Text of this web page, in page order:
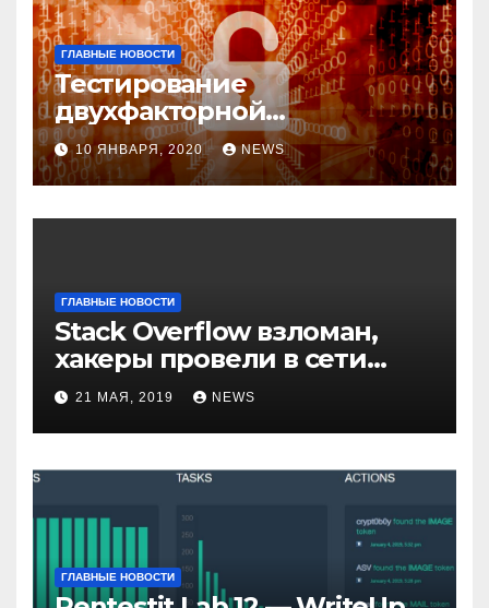
ГЛАВНЫЕ НОВОСТИ
Тестирование
двухфакторной
аутентификации и
возможные варианты
обхода
10 ЯНВАРЯ, 2020 NEWS
ГЛАВНЫЕ НОВОСТИ
Stack Overflow взломан,
хакеры провели в сети
компании неделю
21 МАЯ, 2019 NEWS
ГЛАВНЫЕ НОВОСТИ